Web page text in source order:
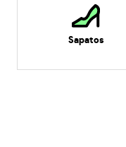
Sapatos